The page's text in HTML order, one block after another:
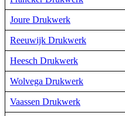
Joure Drukwerk
Reeuwijk Drukwerk
Heesch Drukwerk
Wolvega Drukwerk
Vaassen Drukwerk